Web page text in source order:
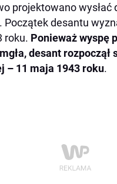
projektowano wysłać
Początek desantu
roku. Ponieważ wyspę
desant
– 11 maja 1943 roku.